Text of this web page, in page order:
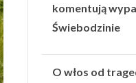
komentują
Świebodzinie
O włos od